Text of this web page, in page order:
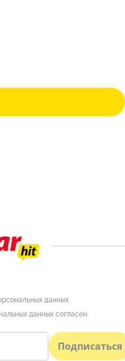
данных
данных согласен
Подписаться